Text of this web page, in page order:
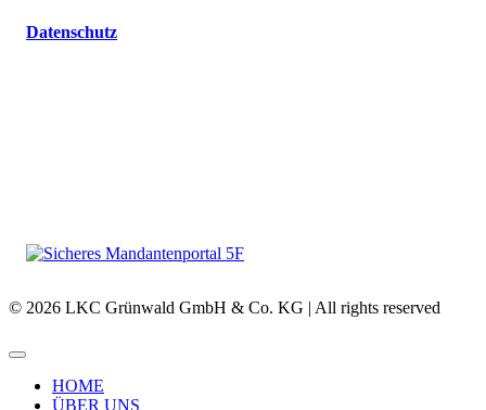
Datenschutz
© 2026 LKC Grünwald GmbH & Co. KG | All rights reserved
HOME
ÜBER UNS